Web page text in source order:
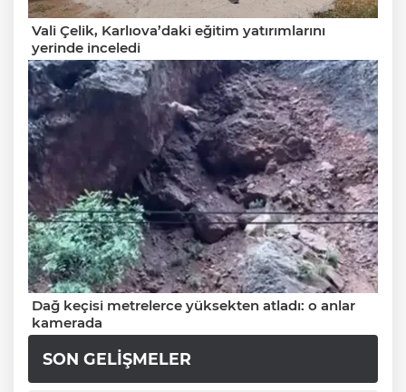
Vali Çelik, Karlıova’daki eğitim yatırımlarını
yerinde inceledi
Dağ keçisi metrelerce yüksekten atladı: o anlar
kamerada
SON GELIŞMELER